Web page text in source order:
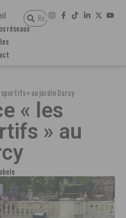
réseaux
sportifs » au jardin Darcy
« les
» au